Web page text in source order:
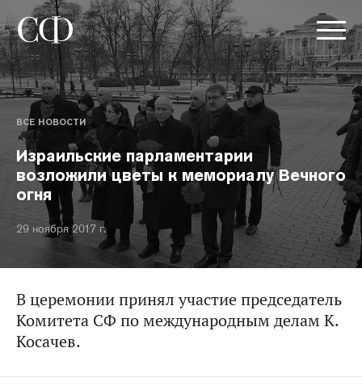
ВСЕ НОВОСТИ
Израильские парламентарии
возложили цветы к мемориалу Вечного
огня
29 ноября 2017 г.
В церемонии принял участие председатель
Комитета СФ по международным делам К.
Косачев.